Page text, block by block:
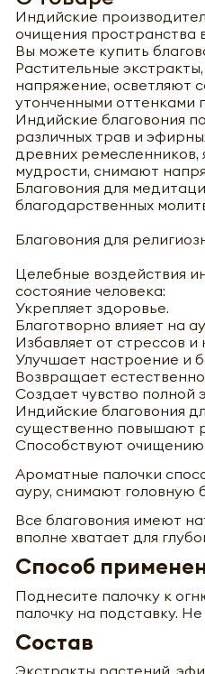
Индийские
очищения пространства
Вы можете купить
Растительные
напряжение, осветляют
утонченными оттенками
Индийские благовония
различных трав и
древних ремесленников,
мудрости, снимают
Благовония для
благодарственных
Благовония для
Целебные воздействия
состояние человека:
Укрепляет здоровье.
Благотворно влияет на
Избавляет от стрессов и
Улучшает настроение и
Возвращает
Создает чувство полной
Индийские благовония
существенно повышают
Способствуют
Ароматные палочки
ауру, снимают головную
Все благовония имеют
вполне хватает для
Способ
Поднесите палочку к
палочку на подставку.
Состав